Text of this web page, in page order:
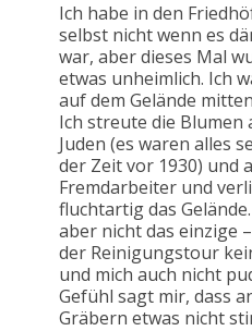
Ich habe in den
selbst nicht wenn es
war, aber dieses Mal
etwas unheimlich. Ich
auf dem Gelände
Ich streute die Blumen
Juden (es waren alles
der Zeit vor 1930) und
Fremdarbeiter und
fluchtartig das
aber nicht das einzige
der Reinigungstour
und mich auch nicht
Gefühl sagt mir, dass
Gräbern etwas nicht